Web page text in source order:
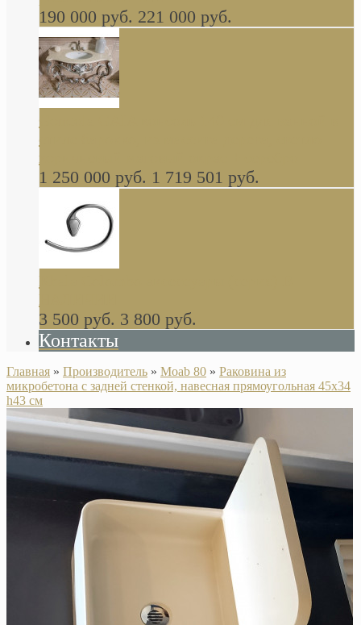
190 000 руб. 221 000 руб.
стиле барокко, из массива дерева, светло
коричневый матовый окрас + серебро
1 250 000 руб. 1 719 501 руб.
Khala Colombo аксессуары (серия) В
НАЛИЧИИ
3 500 руб. 3 800 руб.
Контакты
Главная » Производитель » Moab 80 » Раковина из
микробетона с задней стенкой, навесная прямоугольная 45х34
h43 см